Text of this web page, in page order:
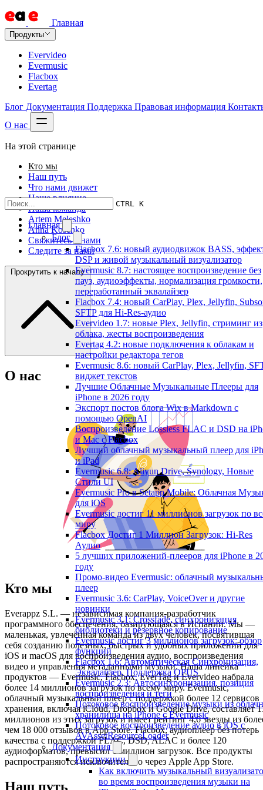
Главная
Продукты
Evervideo
Evermusic
Flacbox
Evertag
Блог Документация Поддержка Правовая информация
О нас
CTRL K
Главная
Блог
Flacbox 7.6: новый аудиодвижок BASS,
DSP и живой музыкальный визуализатор
Evermusic 8.7: настоящее воспроизведение без
пауз, аудиоэффекты, нормализация громкости,
переработанный эквалайзер
Flacbox 7.4: новый CarPlay, Plex, Jellyfin,
SFTP для Hi-Res-аудио
Evervideo 1.7: новые Plex, Jellyfin, стриминг из
облака, жесты воспроизведения
Evertag 4.2: новые подключения к облакам и
настройки редактора тегов
Evermusic 8.6: новый CarPlay, Plex, Jellyfin,
виджет текстов
Лучшие Облачные Музыкальные Плееры для
iPhone в 2026 году
Экспорт постов блога Wix в Markdown с
помощью OpenAI
Воспроизведение Lossless FLAC и DSD на
и Mac с Flacbox
Лучший облачный музыкальный плеер для
и iPad
Evermusic 6.8: Aliyun Drive, Synology, Новые
Стили UI
Evermusic Pro в Setapp Mobile: Облачная
для iOS
Evermusic достиг 11 миллионов загрузок по
миру
Flacbox Достиг 1 Миллион Загрузок: Hi-Res
Аудио
5 лучших приложений-плееров для iPhone в
году
Промо-видео Evermusic: облачный
плеер
Evermusic 3.6: CarPlay, VoiceOver и другие
новинки
Evermusic 3.1: Crossfade, синхронизация
библиотеки и резервное копирование
Evermusic достиг 3 миллионов загрузок: обзор
функций
Flacbox 1.6: Автоматическая Синхронизация,
Эквалайзер, Поддержка OPUS
Evermusic 2.3: Автосинхронизация, позиция
воспроизведения и теги
Потоковое воспроизведение музыки из
хранилища на iPhone с Evermusic
Потоковое воспроизведение аудио в iOS с
AVAssetResourceLoader
Документация
Инструкции
Как включить музыкальный
во время воспроизведения музыки на
На этой странице
Кто мы
Наш путь
Что нами движет
Наше влияние
Наша команда
Artem Meleshko
Anna Kosenko
Свяжитесь с нами
Следите за нами
Прокрутить к началу
О нас
Кто мы
Everappz S.L. — независимая компания-разработчик
программного обеспечения, базирующаяся в Испании. Мы —
маленькая, увлечённая команда из двух человек, посвятившая
себя созданию полезных, быстрых и удобных приложений для
iOS и macOS для воспроизведения аудио, воспроизведения
видео и управления метаданными музыки. Наша линейка
продуктов — Evermusic, Flacbox, EverTag и Evervideo набрала
более 14 миллионов загрузок по всему миру. Evermusic,
облачный музыкальный плеер с поддержкой более 12 сервисов
хранения, включая iCloud, Dropbox и Google Drive, составляет
миллионов из этих загрузок и имеет рейтинг 4,6 звезды из
чем 18 000 отзывов в App Store. Flacbox, аудиоплеер без потерь
качества с поддержкой FLAC, DSD, ALAC и более 120
аудиоформатов, превысил 1 миллион загрузок. Все продукты
распространяются исключительно через Apple App Store.
Наш путь